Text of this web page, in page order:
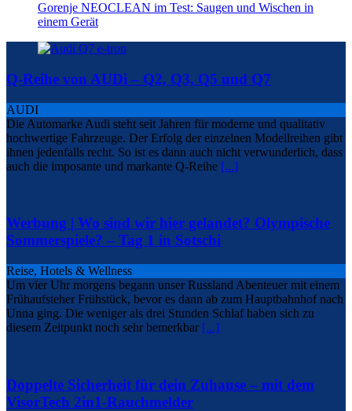
Gorenje NEOCLEAN im Test: Saugen und Wischen in
einem Gerät
Q-Reihe von AUDi – Q2, Q3, Q5 und Q7
AUDI
Die Automarke Audi steht seit Jahren für moderne und qualitativ
hochwertige Fahrzeuge. Der Erfolg der einzelnen Modellreihen gibt
ihnen jedenfalls recht. So ist es dann auch nicht verwunderlich, dass
auch die imposante und markante Q-Reihe [...]
Werbung | Wo sind wir hier gelandet? Olympische
Sommerspiele? – Tag 1 in Sotschi
Reise, Hotels & Wellness
Um vier Uhr morgens begann unser Russland Abenteuer mit einem
Frühaufsteher Frühstück, bevor es dann ab zum Hauptbahnhof nach
Unna ging. Die weniger als drei Stunden Schlaf haben sich zu
diesem Zeitpunkt noch sehr bemerkbar [...]
Doppelte Sicherheit für dein Zuhause – mit dem
VisorTech 2in1-Rauchmelder